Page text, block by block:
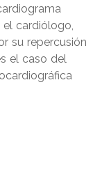
el cardiólogo,
su repercusión
el caso del